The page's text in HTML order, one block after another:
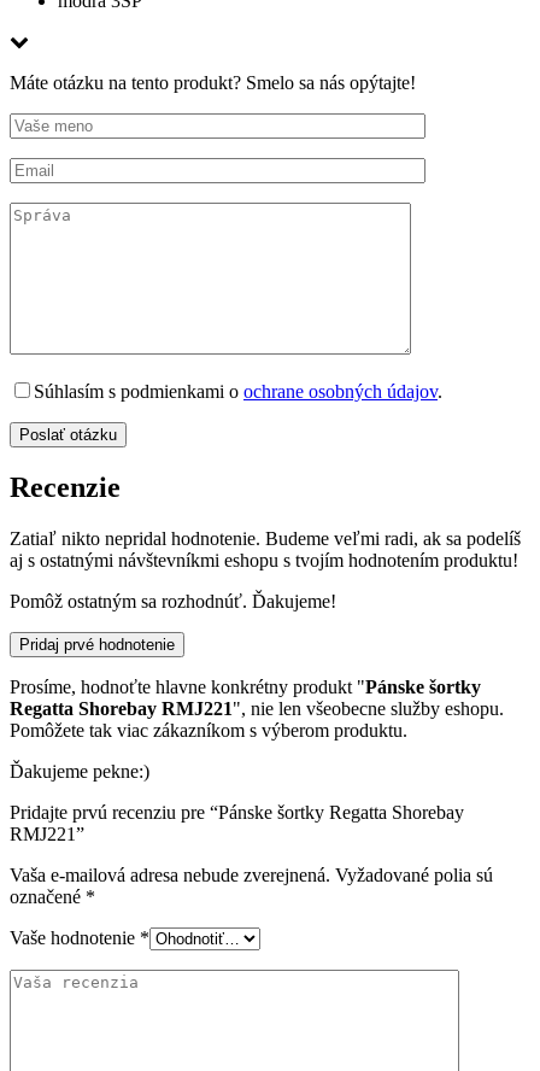
Máte otázku na tento produkt? Smelo sa nás opýtajte!
Súhlasím s podmienkami o ochrane osobných údajov.
Recenzie
Zatiaľ nikto nepridal hodnotenie. Budeme veľmi radi, ak sa podelíš
aj s ostatnými návštevníkmi eshopu s tvojím hodnotením produktu!
Pomôž ostatným sa rozhodnúť. Ďakujeme!
Pridaj prvé hodnotenie
Prosíme, hodnoťte hlavne konkrétny produkt "Pánske šortky
Regatta Shorebay RMJ221", nie len všeobecne služby eshopu.
Pomôžete tak viac zákazníkom s výberom produktu.
Ďakujeme pekne:)
Pridajte prvú recenziu pre “Pánske šortky Regatta Shorebay
RMJ221”
Vaša e-mailová adresa nebude zverejnená. Vyžadované polia sú
označené *
Vaše hodnotenie *